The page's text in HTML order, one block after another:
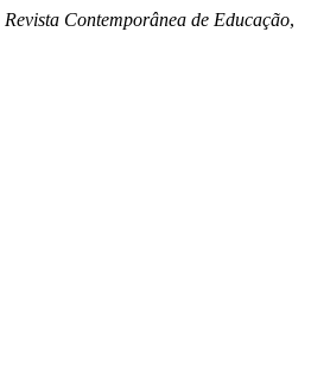
Revista Contemporânea de Educação,